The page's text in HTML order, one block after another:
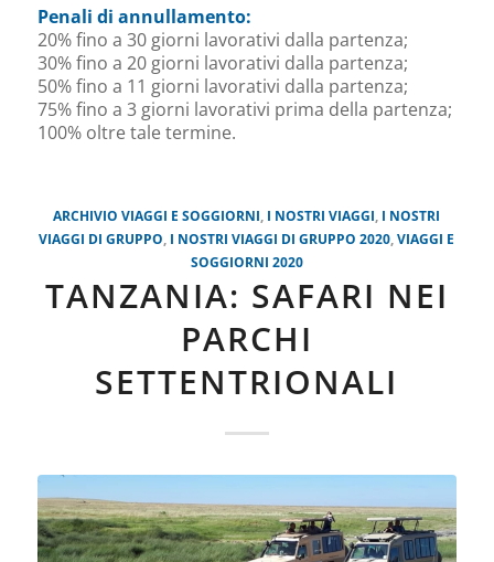
Penali di annullamento:
20% fino a 30 giorni lavorativi dalla partenza;
30% fino a 20 giorni lavorativi dalla partenza;
50% fino a 11 giorni lavorativi dalla partenza;
75% fino a 3 giorni lavorativi prima della partenza;
100% oltre tale termine.
ARCHIVIO VIAGGI E SOGGIORNI I NOSTRI VIAGGI I NOSTRI
VIAGGI DI GRUPPO I NOSTRI VIAGGI DI GRUPPO 2020 ,VIAGGI E
SOGGIORNI 2020
TANZANIA: SAFARI NEI
PARCHI
SETTENTRIONALI